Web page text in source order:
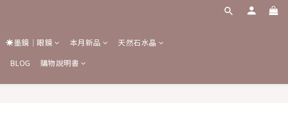
☀️墨鏡｜眼鏡 本月新品
天然石水晶
BLOG 購物說明書